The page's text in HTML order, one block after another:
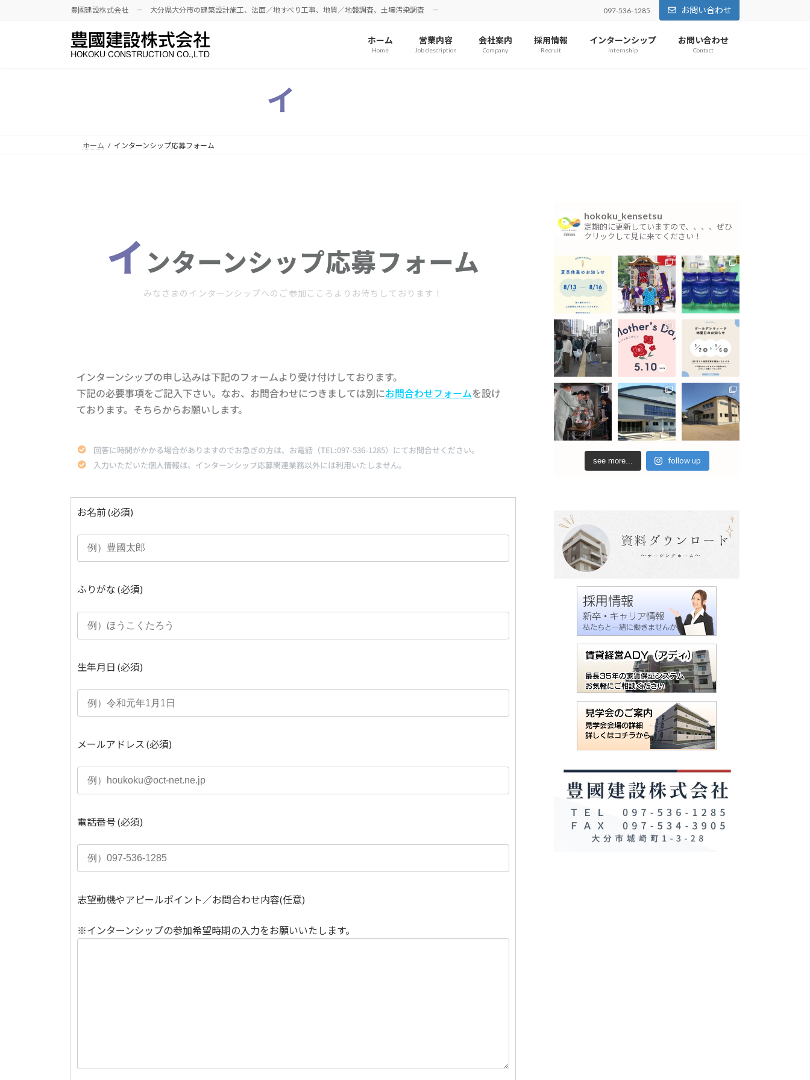
豊國建設株式会社 － 大分県大分市の建築設計施工、法面／地すべり工事、地質／地盤調査、土壌汚染調査 － 097-536-1285 お問い合わせ
ホーム
Home
営業内容
Job description
会社案内
Company
採用情報
Recruit
インターンシップ
Internship
お問い合わせ
Contact
イ
ホーム インターンシップ応募フォーム
インターンシップ応募フォーム
みなさまのインターンシップへのご参加こころよりお待ちしております！
インターンシップの申し込みは下記のフォームより受け付けしております。
下記の必要事項をご記入下さい。なお、お問合わせにつきましては別にお問合わせフォームを設け
ております。そちらからお願いします。
回答に時間がかかる場合がありますのでお急ぎの方は、お電話（TEL:097-536-1285）にてお問合せください。
入力いただいた個人情報は、インターンシップ応募関連業務以外には利用いたしません。
お名前(必須)
ふりがな (必須)
生年月日 (必須)
メールアドレス (必須)
電話番号(必須)
志望動機やアピールポイント／お問合わせ内容(任意)
※インターンシップの参加希望時期の入力をお願いいたします。
hokoku_kensetsu
定期的に更新していますので、、、、ぜひ
クリックして見に来てください！
see more... follow up